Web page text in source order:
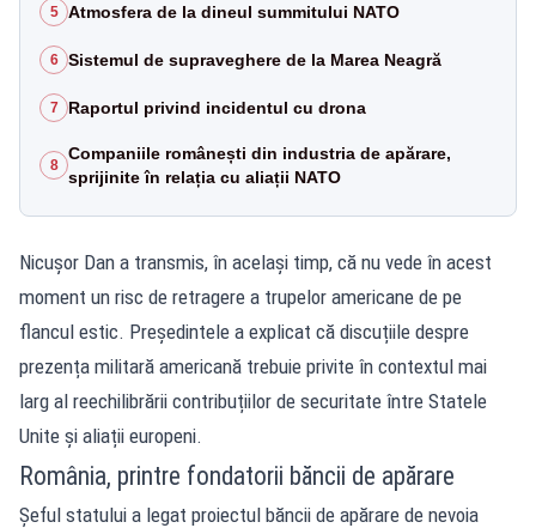
5 Atmosfera de la dineul summitului NATO
6 Sistemul de supraveghere de la Marea Neagră
7 Raportul privind incidentul cu drona
8
Companiile românești din industria de apărare,
sprijinite în relația cu aliații NATO
Nicușor Dan a transmis, în același timp, că nu vede în acest
moment un risc de retragere a trupelor americane de pe
flancul estic. Președintele a explicat că discuțiile despre
prezența militară americană trebuie privite în contextul mai
larg al reechilibrării contribuțiilor de securitate între Statele
Unite și aliații europeni.
România, printre fondatorii băncii de apărare
Șeful statului a legat proiectul băncii de apărare de nevoia